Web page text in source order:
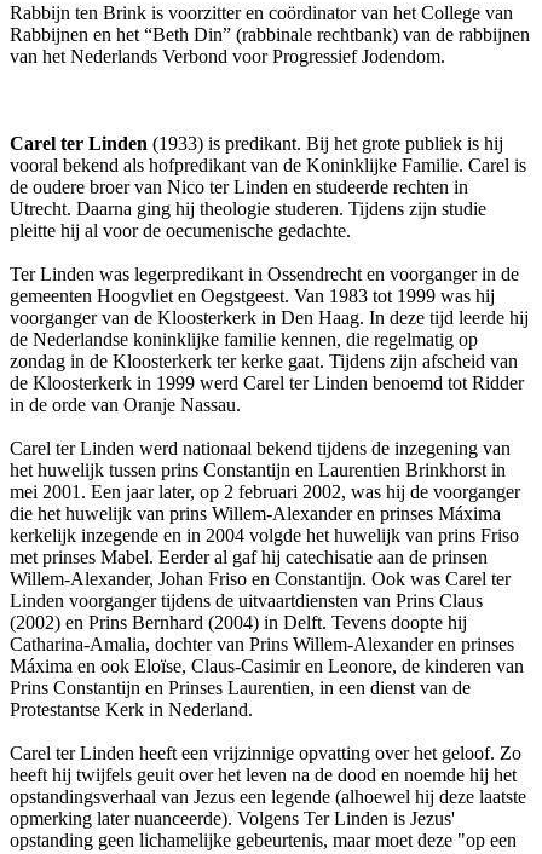
Rabbijn ten Brink is voorzitter en coördinator van het College van
Rabbijnen en het “Beth Din” (rabbinale rechtbank) van de rabbijnen
van het Nederlands Verbond voor Progressief Jodendom.
Carel ter Linden (1933) is predikant. Bij het grote publiek is hij
vooral bekend als hofpredikant van de Koninklijke Familie. Carel is
de oudere broer van Nico ter Linden en studeerde rechten in
Utrecht. Daarna ging hij theologie studeren. Tijdens zijn studie
pleitte hij al voor de oecumenische gedachte.
Ter Linden was legerpredikant in Ossendrecht en voorganger in de
gemeenten Hoogvliet en Oegstgeest. Van 1983 tot 1999 was hij
voorganger van de Kloosterkerk in Den Haag. In deze tijd leerde hij
de Nederlandse koninklijke familie kennen, die regelmatig op
zondag in de Kloosterkerk ter kerke gaat. Tijdens zijn afscheid van
de Kloosterkerk in 1999 werd Carel ter Linden benoemd tot Ridder
in de orde van Oranje Nassau.
Carel ter Linden werd nationaal bekend tijdens de inzegening van
het huwelijk tussen prins Constantijn en Laurentien Brinkhorst in
mei 2001. Een jaar later, op 2 februari 2002, was hij de voorganger
die het huwelijk van prins Willem-Alexander en prinses Máxima
kerkelijk inzegende en in 2004 volgde het huwelijk van prins Friso
met prinses Mabel. Eerder al gaf hij catechisatie aan de prinsen
Willem-Alexander, Johan Friso en Constantijn. Ook was Carel ter
Linden voorganger tijdens de uitvaartdiensten van Prins Claus
(2002) en Prins Bernhard (2004) in Delft. Tevens doopte hij
Catharina-Amalia, dochter van Prins Willem-Alexander en prinses
Máxima en ook Eloïse, Claus-Casimir en Leonore, de kinderen van
Prins Constantijn en Prinses Laurentien, in een dienst van de
Protestantse Kerk in Nederland.
Carel ter Linden heeft een vrijzinnige opvatting over het geloof. Zo
heeft hij twijfels geuit over het leven na de dood en noemde hij het
opstandingsverhaal van Jezus een legende (alhoewel hij deze laatste
opmerking later nuanceerde). Volgens Ter Linden is Jezus'
opstanding geen lichamelijke gebeurtenis, maar moet deze "op een